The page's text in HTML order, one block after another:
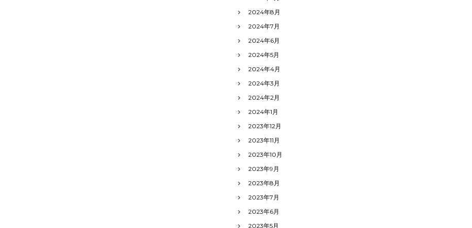
2024年8月
2024年7月
2024年6月
2024年5月
2024年4月
2024年3月
2024年2月
2024年1月
2023年12月
2023年11月
2023年10月
2023年9月
2023年8月
2023年7月
2023年6月
2023年5月